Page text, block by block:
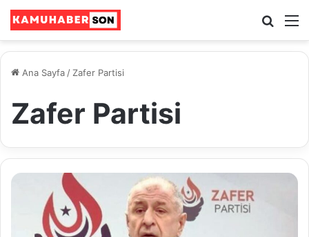
Ara
Ana Sayfa / Zafer Partisi
Zafer Partisi